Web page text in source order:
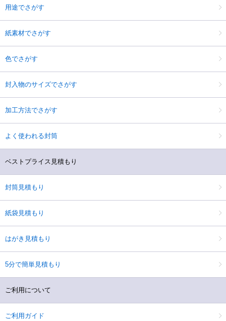
用途でさがす
紙素材でさがす
色でさがす
封入物のサイズでさがす
加工方法でさがす
よく使われる封筒
ベストプライス見積もり
封筒見積もり
紙袋見積もり
はがき見積もり
5分で簡単見積もり
ご利用について
ご利用ガイド